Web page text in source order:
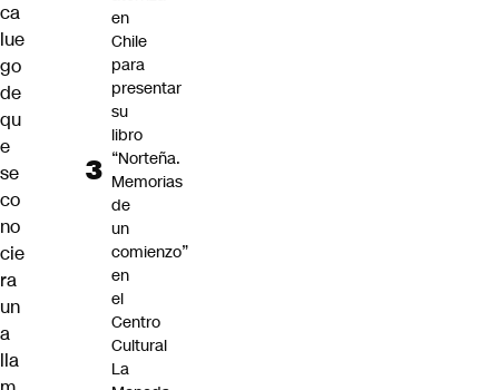
ca
lue
go
de
qu
e
se
co
no
cie
ra
un
a
lla
en
Chile
para
presentar
su
libro
“Norteña.
Memorias
de
un
comienzo”
en
el
Centro
Cultural
La